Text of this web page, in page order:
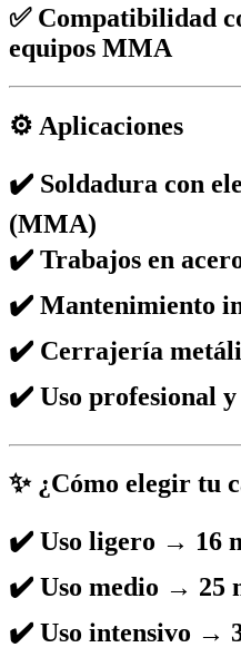
✅ Compatibilidad
equipos MMA
⚙️ Aplicaciones
✔️ Soldadura con
(MMA)
✔️ Trabajos en
✔️ Mantenimiento
✔️ Cerrajería
✔️ Uso profesional y
✨ ¿Cómo elegir tu
✔️ Uso ligero → 16
✔️ Uso medio → 25
✔️ Uso intensivo →